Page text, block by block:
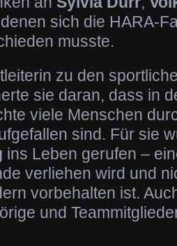
sich die HARA-
musste.
zu den
sie daran, dass in
viele Menschen
sind. Für sie
ins Leben gerufen –
verliehen wird und
vorbehalten ist.
und